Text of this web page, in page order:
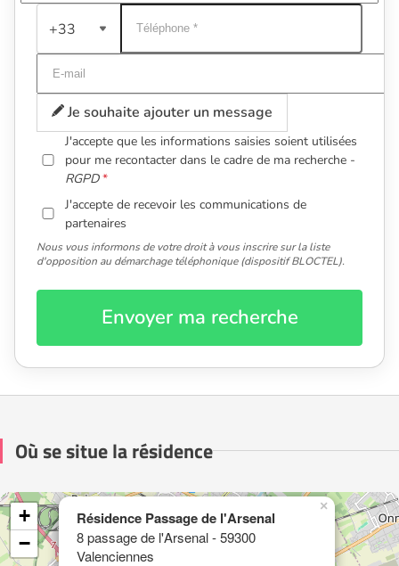
+33
Je souhaite ajouter un message
J'accepte que les informations saisies soient utilisées
pour me recontacter dans le cadre de ma recherche -
RGPD
J'accepte de recevoir les communications de
partenaires
Nous vous informons de votre droit à vous inscrire sur la liste
d'opposition au démarchage téléphonique (dispositif BLOCTEL).
Envoyer ma recherche
Où se situe la résidence
Résidence Passage de l'Arsenal
8 passage de l'Arsenal - 59300
Valenciennes
×
+
−